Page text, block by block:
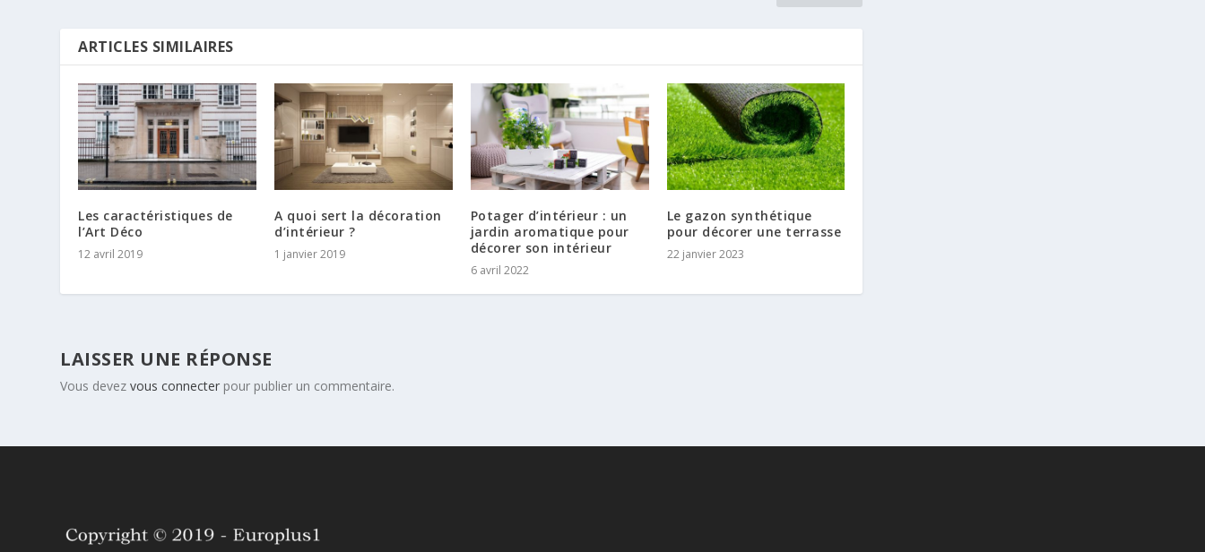
ARTICLES SIMILAIRES
Les caractéristiques de
l’Art Déco
12 avril 2019
A quoi sert la décoration
d’intérieur ?
1 janvier 2019
Potager d’intérieur : un
jardin aromatique pour
décorer son intérieur
6 avril 2022
Le gazon synthétique
pour décorer une terrasse
22 janvier 2023
LAISSER UNE RÉPONSE
Vous devezvous connecter pour publier un commentaire.